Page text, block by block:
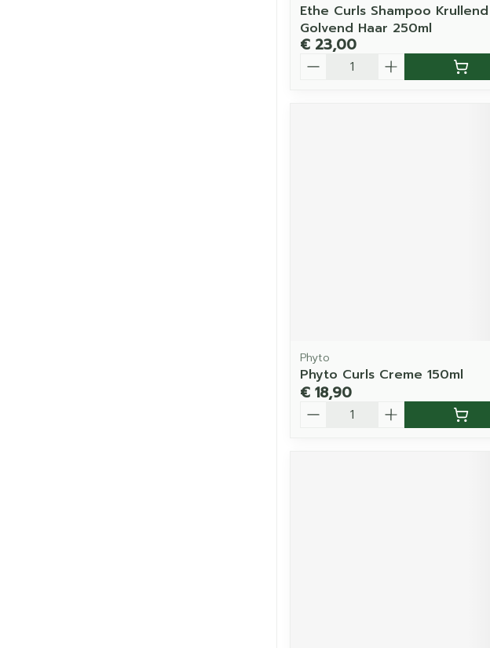
Ethe Curls Shampoo Krullend
Golvend Haar 250ml
€ 23,00
Phyto
Phyto Curls Creme 150ml
€ 18,90